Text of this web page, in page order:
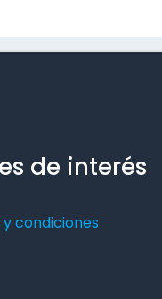
de interés
condiciones